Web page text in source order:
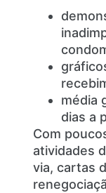
média
dias a
Com
atividades
via, cartas